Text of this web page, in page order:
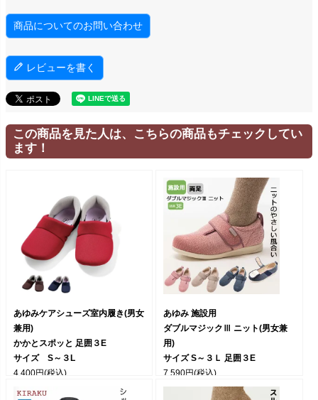
商品についてのお問い合わせ
レビューを書く
この商品を見た人は、こちらの商品もチェックしてい
ます！
あゆみケアシューズ室内履き(男女
兼用)
かかとスポッと 足囲３E
サイズ S～３L
4,400円(税込)
あゆみ 施設用
ダブルマジックⅢ ニット(男女兼
用)
サイズ S～３Ｌ 足囲３E
7,590円(税込)